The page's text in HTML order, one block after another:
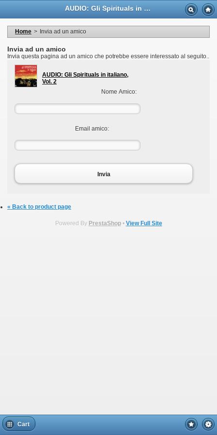
AUDIO: Gli Spirituals in italiano, Vol. 2 - Casa Musicale Eco
Home > Invia ad un amico
Invia ad un amico
Invia questa pagina ad un amico che potrebbe essere interessato al seguito..
AUDIO: Gli Spirituals in italiano,
Vol. 2
Nome Amico:
Email amico:
Invia
« Back to product page
Powered By PrestaShop• View Full Site
Cart
I miei dati personali
My orders
I miei voucher
Logout